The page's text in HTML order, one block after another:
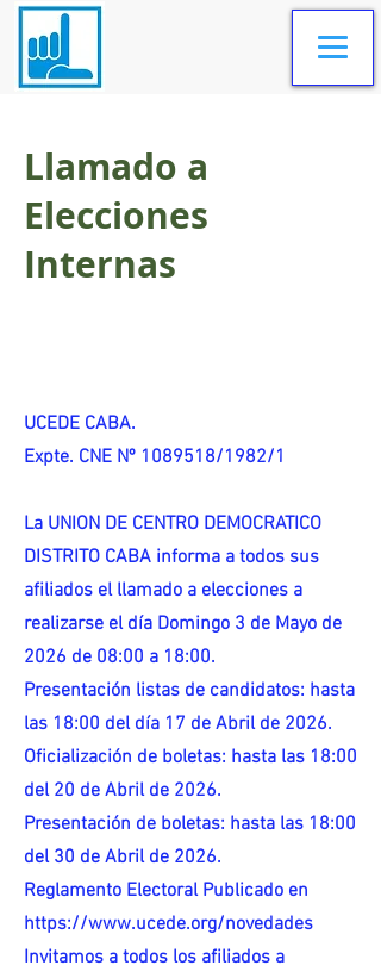
Llamado a
Elecciones
Internas
UCEDE CABA.
Expte. CNE Nº 1089518/1982/1
La UNION DE CENTRO DEMOCRATICO
DISTRITO CABA informa a todos sus
afiliados el llamado a elecciones a
realizarse el día Domingo 3 de Mayo de
2026 de 08:00 a 18:00.
Presentación listas de candidatos: hasta
las 18:00 del día 17 de Abril de 2026.
Oficialización de boletas: hasta las 18:00
del 20 de Abril de 2026.
Presentación de boletas: hasta las 18:00
del 30 de Abril de 2026.
Reglamento Electoral Publicado en
https://www.ucede.org/novedades
Invitamos a todos los afiliados a